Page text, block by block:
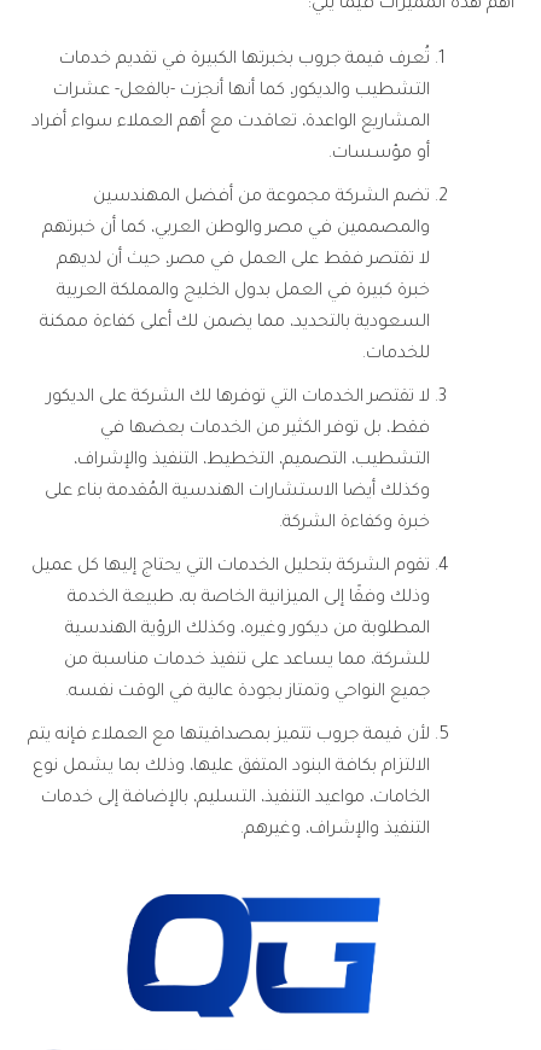
أهم هذه المميزات فيما يلي:
تُعرف قيمة جروب بخبرتها الكبيرة في تقديم خدمات
التشطيب والديكور، كما أنها أنجزت -بالفعل- عشرات
المشاريع الواعدة، تعاقدت مع أهم العملاء سواء أفراد
أو مؤسسات.
تضم الشركة مجموعة من أفضل المهندسين
والمصممين في مصر والوطن العربي، كما أن خبرتهم
لا تقتصر فقط على العمل في مصر، حيث أن لديهم
خبرة كبيرة في العمل بدول الخليج والمملكة العربية
السعودية بالتحديد، مما يضمن لك أعلى كفاءة ممكنة
للخدمات.
لا تقتصر الخدمات التي توفرها لك الشركة على الديكور
فقط، بل توفر الكثير من الخدمات بعضها في
التشطيب، التصميم، التخطيط، التنفيذ والإشراف،
وكذلك أيضا الاستشارات الهندسية المُقدمة بناء على
خبرة وكفاءة الشركة.
تقوم الشركة بتحليل الخدمات التي يحتاج إليها كل عميل
وذلك وفقًا إلى الميزانية الخاصة به، طبيعة الخدمة
المطلوبة من ديكور وغيره، وكذلك الرؤية الهندسية
للشركة، مما يساعد على تنفيذ خدمات مناسبة من
جميع النواحي وتمتاز بجودة عالية في الوقت نفسه.
لأن قيمة جروب تتميز بمصداقيتها مع العملاء فإنه يتم
الالتزام بكافة البنود المتفق عليها، وذلك بما يشمل نوع
الخامات، مواعيد التنفيذ، التسليم، بالإضافة إلى خدمات
التنفيذ والإشراف، وغيرهم.